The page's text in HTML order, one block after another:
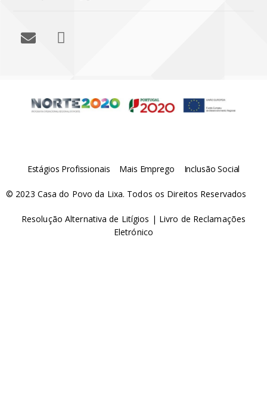
Estágios Profissionais Mais Emprego Inclusão Social
© 2023 Casa do Povo da Lixa. Todos os Direitos Reservados
Resolução Alternativa de Litígios | Livro de Reclamações
Eletrónico